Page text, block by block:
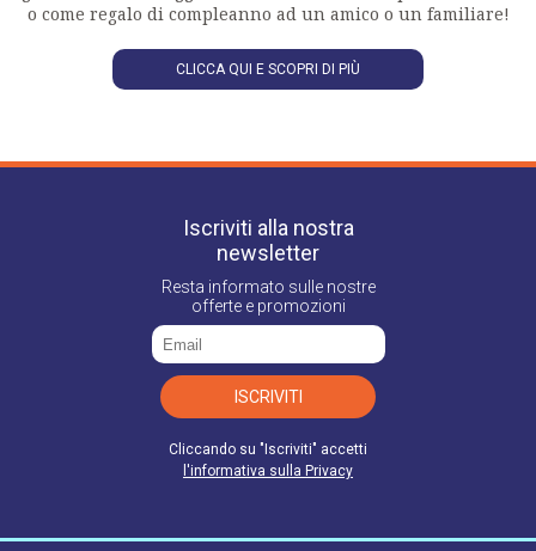
precedentemente esposte. La informiamo altresì che come interessato
trattamento oltre alla possibilità di revocare il consenso in qualsiasi
momento senza pregiudicare la liceità del trattamento e di proporre
reclamo all'Autorità secondo quanto previsto dagli articoli dal 15 al 22
o come regalo di compleanno ad un amico o un familiare!
CLICCA QUI E SCOPRI DI PIÙ
Iscriviti alla nostra
newsletter
Resta informato sulle nostre
offerte e promozioni
ISCRIVITI
Cliccando su "Iscriviti" accetti
l'informativa sulla Privacy